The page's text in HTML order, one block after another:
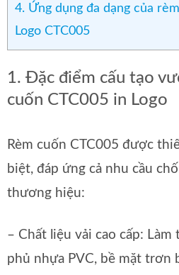
4. Ứng dụng đa dạng của
Logo CTC005
1. Đặc điểm cấu tạo
cuốn CTC005 in Logo
Rèm cuốn CTC005 được
biệt, đáp ứng cả nhu cầu
thương hiệu:
– Chất liệu vải cao cấp:
phủ nhựa PVC, bề mặt trơn